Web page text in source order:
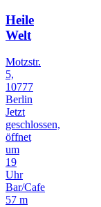
Heile
Welt
Motzstr.
5,
10777
Berlin
Jetzt
geschlossen,
öffnet
um
19
Uhr
Bar/Cafe
57 m